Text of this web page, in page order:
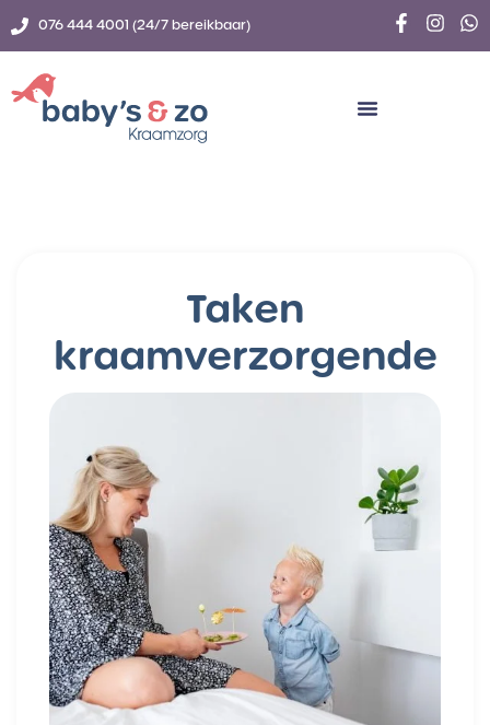
076 444 4001 (24/7 bereikbaar)
Taken
kraamverzorgende